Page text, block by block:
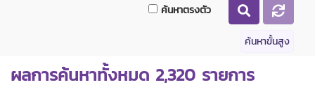
ค้นหาตรงตัว
ค้นหาขั้นสูง
ผลการค้นหาทั้งหมด 2,320 รายการ